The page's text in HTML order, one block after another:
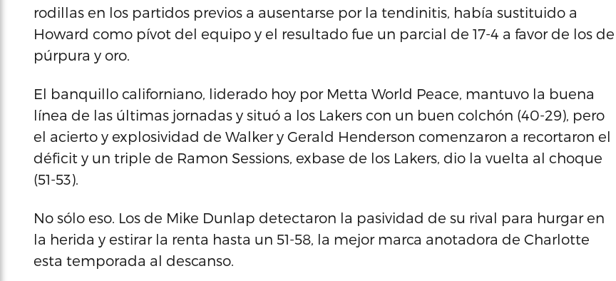
rodillas en los partidos previos a ausentarse por la tendinitis, había sustituido a
Howard como pívot del equipo y el resultado fue un parcial de 17-4 a favor de los de
púrpura y oro.
El banquillo californiano, liderado hoy por Metta World Peace, mantuvo la buena
línea de las últimas jornadas y situó a los Lakers con un buen colchón (40-29), pero
el acierto y explosividad de Walker y Gerald Henderson comenzaron a recortaron el
déficit y un triple de Ramon Sessions, exbase de los Lakers, dio la vuelta al choque
(51-53).
No sólo eso. Los de Mike Dunlap detectaron la pasividad de su rival para hurgar en
la herida y estirar la renta hasta un 51-58, la mejor marca anotadora de Charlotte
esta temporada al descanso.